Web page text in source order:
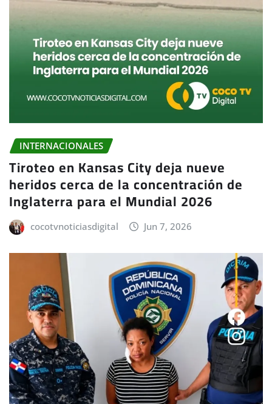
INTERNACIONALES
Tiroteo en Kansas City deja nueve
heridos cerca de la concentración de
Inglaterra para el Mundial 2026
cocotvnoticiasdigital Jun 7, 2026